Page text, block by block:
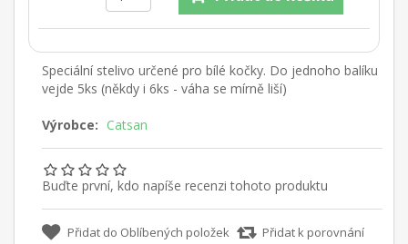
Speciální stelivo určené pro bílé kočky. Do jednoho balíku
vejde 5ks (někdy i 6ks - váha se mírně liší)
Výrobce: Catsan
Buďte první, kdo napíše recenzi tohoto produktu